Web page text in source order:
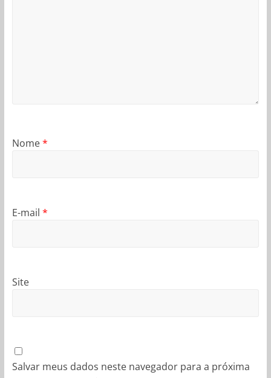
Nome*
E-mail *
Site
Salvar meus dados neste navegador para a próxima